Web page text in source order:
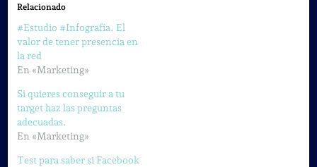
Relacionado
#Estudio #Infografía. El
valor de tener presencia en
la red
En «Marketing»
Si quieres conseguir a tu
target haz las preguntas
adecuadas.
En «Marketing»
Test para saber si Facebook